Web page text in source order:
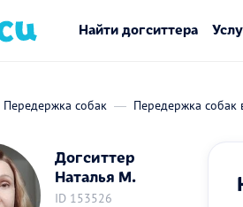
Найти догситтера
Передержка собак Передержка собак
Догситтер
Наталья М.
ID 153526